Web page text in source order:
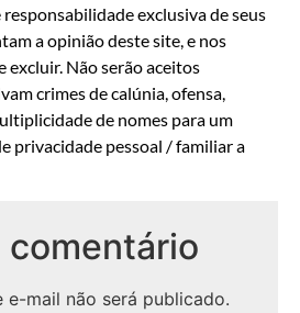
exclusiva de seus
a opinião deste site, e nos
excluir. Não serão aceitos
crimes de calúnia, ofensa,
de nomes para um
privacidade pessoal / familiar a
comentário
e-mail não será publicado.